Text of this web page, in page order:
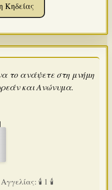
Κηδείας
το ανάψετε στη μνήμη
και Ανώνυμα.
🕯️ 1 🕯️